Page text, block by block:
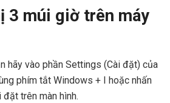
3 múi giờ trên máy
hãy vào phần Settings (Cài đặt) của
phím tắt Windows + I hoặc nhấn
trên màn hình.